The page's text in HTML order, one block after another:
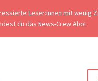
Leser:innen mit wenig
du das News-Crew Abo!